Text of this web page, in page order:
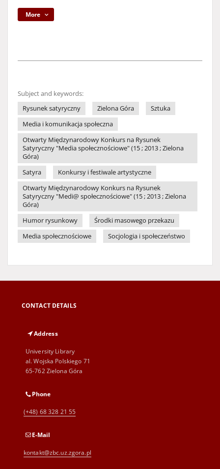
More
Subject and keywords:
Rysunek satyryczny
Zielona Góra
Sztuka
Media i komunikacja społeczna
Otwarty Międzynarodowy Konkurs na Rysunek
Satyryczny "Media społecznościowe" (15 ; 2013 ; Zielona
Góra)
Satyra
Konkursy i festiwale artystyczne
Otwarty Międzynarodowy Konkurs na Rysunek
Satyryczny "Medi@ społecznościowe" (15 ; 2013 ; Zielona
Góra)
Humor rysunkowy
Środki masowego przekazu
Media społecznościowe
Socjologia i społeczeństwo
CONTACT DETAILS
Address
University Library
al. Wojska Polskiego 71
65-762 Zielona Góra
Phone
(+48) 68 328 21 55
E-Mail
kontakt@zbc.uz.zgora.pl